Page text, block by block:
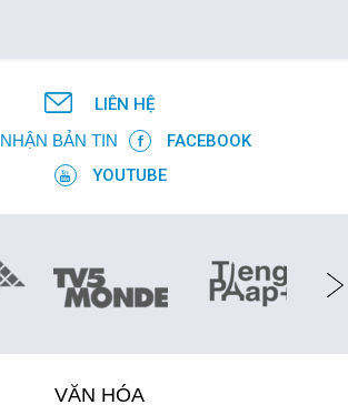
LIÊN HỆ
NHẬN BẢN TIN
FACEBOOK
YOUTUBE
VĂN HÓA